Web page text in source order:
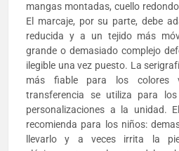
mangas montadas, cuello
El marcaje, por su parte, debe
reducida y a un tejido más
grande o demasiado complejo
ilegible una vez puesto. La
más fiable para los colores
transferencia se utiliza para
personalizaciones a la unidad.
recomienda para los niños:
llevarlo y a veces irrita la